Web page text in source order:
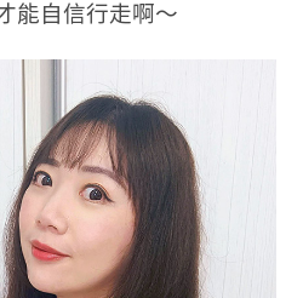
能自信行走啊～